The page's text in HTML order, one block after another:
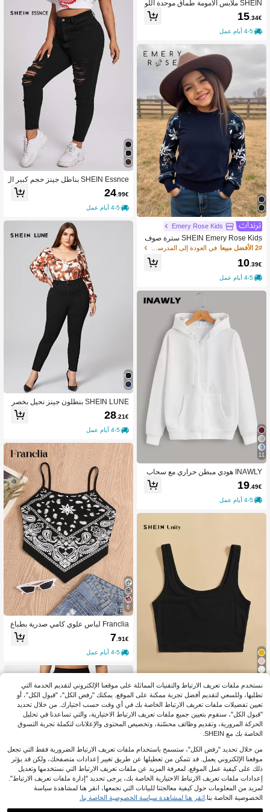
SHEIN ملابس الأمومة طماق موحدة اللو
ن شريط خصر واسع
15.34€
4-5 أيام عمل
Emery Rose Kids
SHEIN Emery Rose Kids سترة صوف
بأكمام راجلان وطبعات زهرية لفتاة في ال
2# الأفضل مبيعا
10.39€
4-5 أيام عمل
11
INAWLY هودي مبطن حراري مع سحاب
وسير للشد، أكمام طويلة، مناسب للتخر
ج والمعلمين والعودة إلى المدرسة في ف
صل الخريف
19.49€
4-5 أيام عمل
SHEIN Unity لباس علوي تانك قصير مو
حدة اللون
6 .92€
4-5 أيام عمل
SHEIN Essnce بناطل جينز حجم كبير ال
زر الصاف
24.99€
4-5 أيام عمل
SHEIN LUNE بنطلون جينز نحيل بخصر
عالي متعرج مقاس كبير
28.21€
4-5 أيام عمل
6
Franclia لباس علوي كامي صدرية بطباع
ة بيزلي
7 .91€
4-5 أيام عمل
نستخدم ملفات تعريف الارتباط والتقنيات المماثلة على موقعنا الإلكتروني لتقديم الخدمة التي
تطلبها، وللسعي لتقديم أفضل تجربة ممكنة على الموقع. يمكنك "رفض الكل"، "قبول الكل"، أو
تعيين تفضيلات ملفات تعريف الارتباط الخاصة بك في أي وقت حسب اختيارك. من خلال تحديد
"قبول الكل"، سنقوم بتعيين جميع ملفات تعريف الارتباط الاختيارية، والتي تساعدنا في تحليل
الحركة المرورية، وتقديم وظائف محسّنة، وتخصيص المحتوى والإعلانات لتكملة تجربة التسوق
الخاصة بك مع SHEIN.
من خلال تحديد "رفض الكل"، ستسمح باستخدام ملفات تعريف الارتباط الضرورية فقط التي تجعل
موقعنا الإلكتروني يعمل. قد تتمكن من تعطيلها عن طريق تغيير إعدادات متصفحك، ولكن قد يؤثر
ذلك على كيفية عمل الموقع. لمعرفة المزيد عن ملفات تعريف الارتباط التي نستخدمها وتعديل
إعدادات ملفات تعريف الارتباط الاختيارية الخاصة بك، يرجى تحديد "إدارة ملفات تعريف الارتباط".
لمزيد من المعلومات حول كيفية معالجتنا للبيانات التي نجمعها، انقر هنا لمشاهدة سياسة
الخصوصية الخاصة بنا. انقر هنا لمشاهدة سياسة الخصوصية الخاصة بنا.